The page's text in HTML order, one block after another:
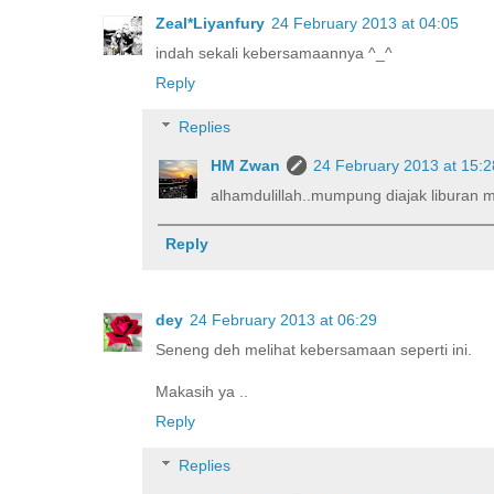
Zeal*Liyanfury 24 February 2013 at 04:05
indah sekali kebersamaannya ^_^
Reply
Replies
HM Zwan
24 February 2013 at
alhamdulillah..mumpung diajak liburan
Reply
dey 24 February 2013 at 06:29
Seneng deh melihat kebersamaan seperti ini.
Makasih ya ..
Reply
Replies